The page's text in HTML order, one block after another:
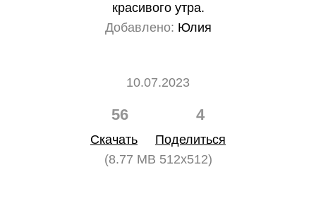
красивого утра.
Добавлено: Юлия
10.07.2023
56 4
Скачать
Поделиться
(8.77 MB 512x512)